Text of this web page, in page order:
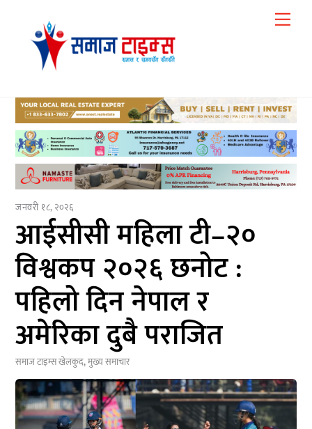
content
जनवरी १८, २०२६
आईसीसी महिला टी–२०
विश्वकप २०२६ छनोट :
पहिलो दिन नेपाल र
अमेरिका दुबै पराजित
समाज टाइम्सखेलकुद,मुख्य समाचार